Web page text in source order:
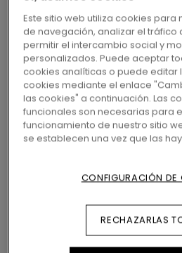
43,20€/m²
PVP Recomendado (IVA
Incluido)
ENCUENTRE UNA
¿Quiere ver este suelo en la
Este sitio web utiliza cookies
de navegación, analizar el tráfico
permitir el intercambio social y
personalizados. Puede aceptar
cookies analíticas o puede editar
cookies mediante el enlace
las cookies" a continuación. Las
funcionales son necesarias para
funcionamiento de nuestro sitio
se establecen una vez que las
CONFIGURACIÓN DE
RECHAZARLAS